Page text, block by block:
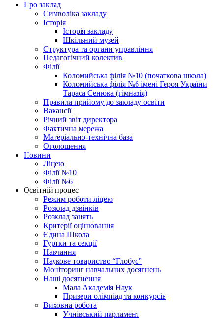
Про заклад
Символіка закладу
Історія
Історія закладу
Шкільний музей
Структура та органи управління
Педагогічний колектив
Філії
Коломийська філія №10 (початкова школа)
Коломийська філія №6 імені Героя України
Тараса Сенюка (гімназія)
Правила прийому до закладу освіти
Вакансії
Річний звіт директора
Фактична мережа
Матеріально-технічна база
Оголошення
Новини
Ліцею
Філії №10
Філії №6
Освітній процес
Режим роботи ліцею
Розклад дзвінків
Розклад занять
Критерії оцінювання
Єдина Школа
Гуртки та секції
Навчання
Наукове товариство “Глобус”
Моніторинг навчальних досягнень
Наші досягнення
Мала Академія Наук
Призери олімпіад та конкурсів
Виховна робота
Учнівський парламент